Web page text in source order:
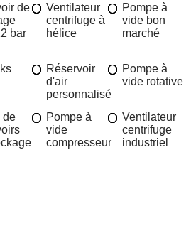
de
bar
Ventilateur
centrifuge à
hélice
Pompe à
vide bon
marché
Réservoir
d'air
personnalisé
Pompe à
vide rotative
de
Pompe à
vide
compresseur
Ventilateur
centrifuge
industriel